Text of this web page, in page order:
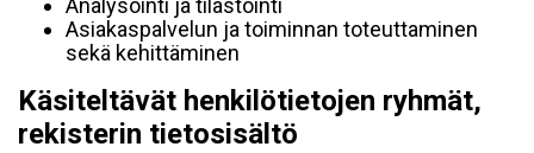
Analysointi ja tilastointi
Asiakaspalvelun ja toiminnan toteuttaminen
sekä kehittäminen
Käsiteltävät henkilötietojen ryhmät,
rekisterin tietosisältö